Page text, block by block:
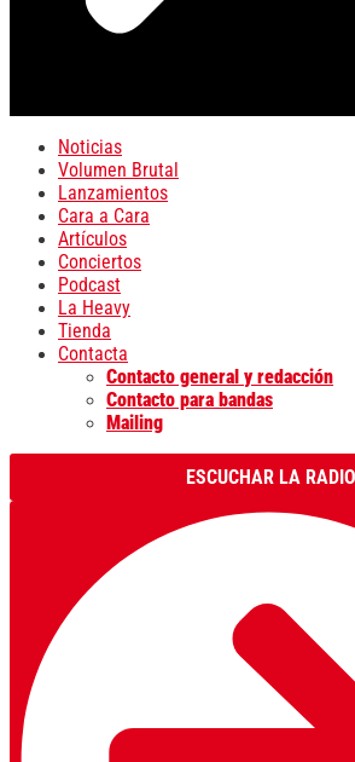
Noticias
Volumen Brutal
Lanzamientos
Cara a Cara
Artículos
Conciertos
Podcast
La Heavy
Tienda
Contacta
Contacto general y redacción
Contacto para bandas
Mailing
ESCUCHAR LA RADIO